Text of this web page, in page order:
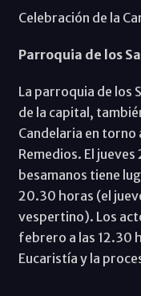
Celebración de la
Parroquia de los
La parroquia de los
de la capital,
Candelaria en torno
Remedios. El jueves
besamanos tiene
20.30 horas (el
vespertino). Los
febrero a las 12.30
Eucaristía y la